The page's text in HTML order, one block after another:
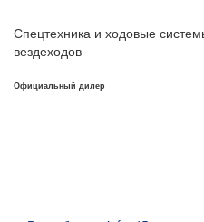
Спецтехника и ходовые
вездеходов
Официальный дилер